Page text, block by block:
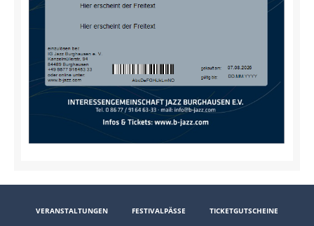
VERANSTALTUNGEN FESTIVALPÄSSE TICKETGUTSCHEINE